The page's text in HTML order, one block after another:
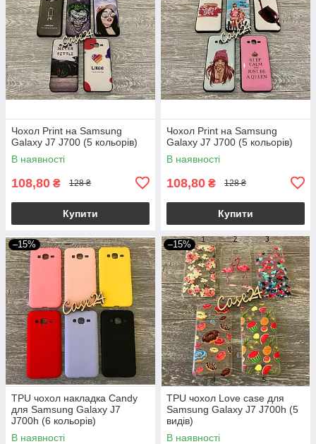
Чохол Print на Samsung
Galaxy J7 J700 (5 кольорів)
В наявності
108,80 ₴ 128 ₴
Купити
Чохол Print на Samsung
Galaxy J7 J700 (5 кольорів)
В наявності
108,80 ₴ 128 ₴
Купити
–15%
TPU чохол накладка Candy
для Samsung Galaxy J7
J700h (6 кольорів)
В наявності
–15%
TPU чохол Love case для
Samsung Galaxy J7 J700h (5
видів)
В наявності